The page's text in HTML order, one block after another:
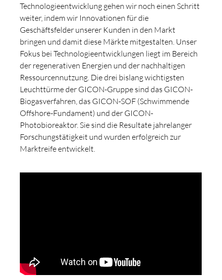
Technologieentwicklung gehen wir noch einen Schritt
weiter, indem wir Innovationen für die
Geschäftsfelder unserer Kunden in den Markt
bringen und damit diese Märkte mitgestalten. Unser
Fokus bei Technologieentwicklungen liegt im Bereich
der regenerativen Energien und der nachhaltigen
Ressourcennutzung. Die drei bislang wichtigsten
Leuchttürme der GICON-Gruppe sind das GICON-
Biogasverfahren, das GICON-SOF (Schwimmende
Offshore-Fundament) und der GICON-
Photobioreaktor. Sie sind die Resultate jahrelanger
Forschungstätigkeit und wurden erfolgreich zur
Marktreife entwickelt.